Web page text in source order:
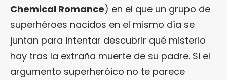
Chemical Romance) en el que un grupo de
superhéroes nacidos en el mismo día se
juntan para intentar descubrir qué misterio
hay tras la extraña muerte de su padre. Si el
argumento superheróico no te parece